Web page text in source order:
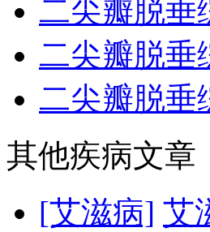
二尖瓣脱垂
二尖瓣脱垂
二尖瓣脱垂
其他疾病文章
[艾滋病] 艾